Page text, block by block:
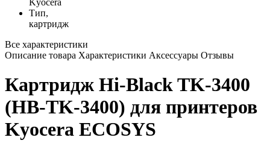
Тип,
картридж
Все характеристики
Описание товара Характеристики Аксессуары Отзывы
Картридж Hi-Black TK-3400
(HB-TK-3400) для принтеров
Kyocera ECOSYS